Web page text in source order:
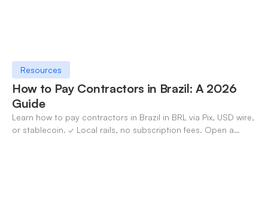
Resources
How to Pay Contractors in Brazil: A 2026
Guide
Learn how to pay contractors in Brazil in BRL via Pix, USD wire,
or stablecoin. ✓ Local rails, no subscription fees. Open a